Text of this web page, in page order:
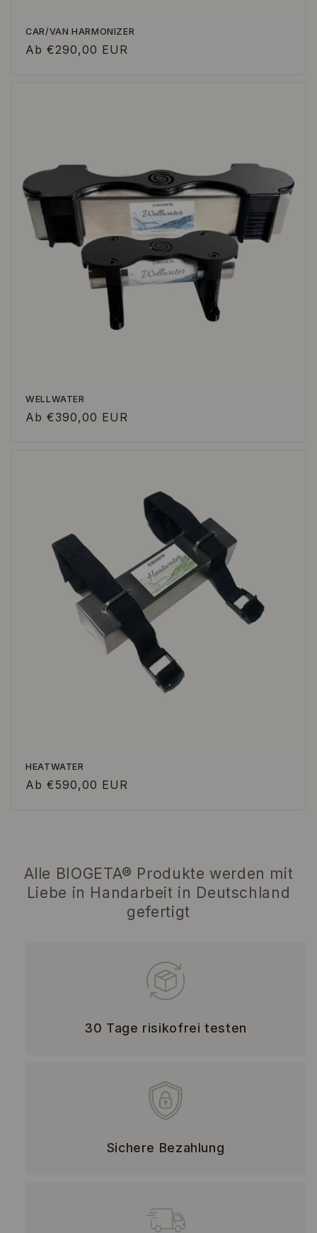
CAR/VAN HARMONIZER
Normaler
Ab €290,00 EUR
WELLWATER
Normaler
Ab €390,00 EUR
HEATWATER
Normaler
Ab €590,00 EUR
Alle BIOGETA® Produkte werden mit
Liebe in Handarbeit in Deutschland
gefertigt
30 Tage risikofrei testen
Sichere Bezahlung